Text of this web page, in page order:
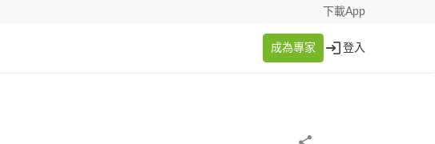
下載App
成為專家 登入